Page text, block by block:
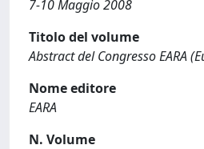
7-10 Maggio 2008
Titolo del volume
Abstract del Congresso EARA
Nome editore
EARA
N. Volume